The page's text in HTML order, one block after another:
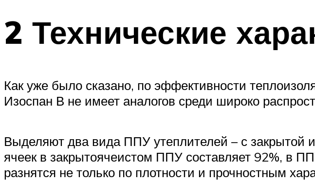
2 Технические
Как уже было сказано, по эффективности
Изоспан В не имеет аналогов среди широко
Выделяют два вида ППУ утеплителей – с закрытой
ячеек в закрытоячеистом ППУ составляет 92%, в
разнятся не только по плотности и прочностным